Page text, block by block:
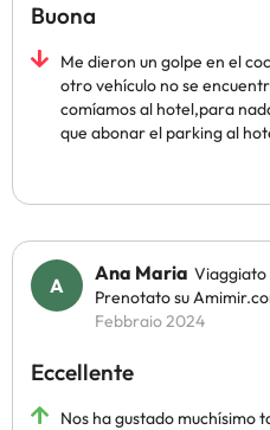
Buona
Me dieron un golpe en el
otro vehículo no se
comíamos al hotel,para
que abonar el parking al
Ana Maria Viaggiato
Prenotato su
Febbraio 2024
Eccellente
Nos ha gustado muchísimo